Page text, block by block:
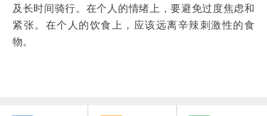
及长时间骑行。在个人的情绪上，要避免过度焦虑和
紧张。在个人的饮食上，应该远离辛辣刺激性的食
物。